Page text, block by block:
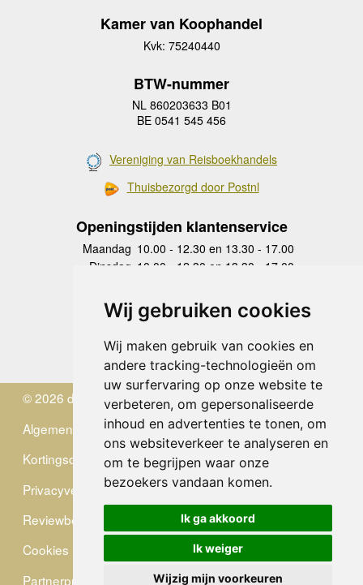
Wij gebruiken cookies
Wij maken gebruik van cookies en
andere tracking-technologieën om
uw surfervaring op onze website te
verbeteren, om gepersonaliseerde
inhoud en advertenties te tonen, om
ons websiteverkeer te analyseren en
om te begrijpen waar onze
bezoekers vandaan komen.
Ik ga akkoord
Ik weiger
Wijzig mijn voorkeuren
Kamer van Koophandel
Kvk: 75240440
BTW-nummer
NL 860203633 B01
BE 0541 545 456
Vereniging van Reisboekhandels
Thuisbezorgd door Postnl
Openingstijden klantenservice
Maandag 10.00 - 12.30 en 13.30 - 17.00
Dinsdag 10.00 - 12.30 en 13.30 - 17.00
Donderdag
10.00 - 12.30 en 13.30 - 17.00
Vrijdag 10.00 - 12.30 en 13.30 - 17.00
Zaterdag
gesloten
Zondag gesloten
© 2026 de Zwerver
Algemene Voorwaarden
Kortingscode
Privacyverklaring
Reviewbeleid
Cookies
Partnerprogramma